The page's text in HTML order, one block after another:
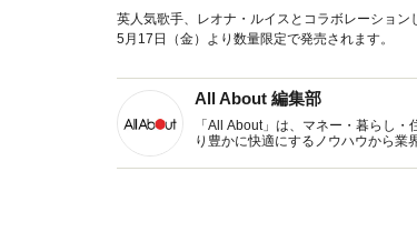
英人気歌手、レオナ・ルイスとコラボレーショ
5月17日（金）より数量限定で発売されます。
All About 編集部
「All About」は、マネー・暮らし
り豊かに快適にするノウハウから